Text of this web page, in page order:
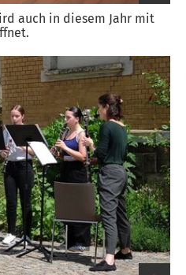
auch in diesem Jahr mit